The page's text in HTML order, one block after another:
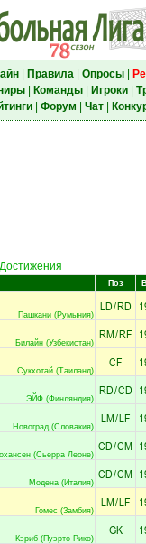
| Правила| Опросы|
| Команды| Игроки|
| Форум Чат|
Достижения
Поз
Пашкани (Румыния)
LD/RD
Билайн (Узбекистан)
RM/RF
Сукхотай (Таиланд)
CF
ЭЙФ (Финляндия)
RD/CD
Новоград (Словакия)
LM/LF
(Сьерра Леоне)
CD/CM
Модена (Италия)
CD/CM
Гомес (Замбия)
LM/LF
Кэриб (Пуэрто-Рико)
GK